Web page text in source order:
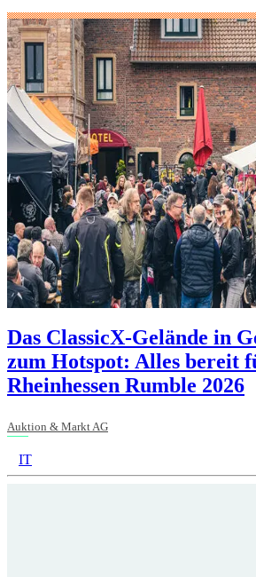
Das ClassicX-Gelände in
zum Hotspot: Alles bereit
Rheinhessen Rumble 2026
Auktion & Markt AG
IT